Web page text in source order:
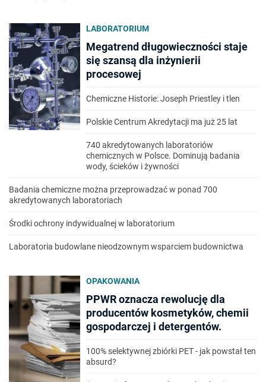
LABORATORIUM
Megatrend długowieczności staje
się szansą dla inżynierii
procesowej
Chemiczne Historie: Joseph Priestley i tlen
Polskie Centrum Akredytacji ma już 25 lat
740 akredytowanych laboratoriów
chemicznych w Polsce. Dominują badania
wody, ścieków i żywności
Badania chemiczne można przeprowadzać w ponad 700
akredytowanych laboratoriach
Środki ochrony indywidualnej w laboratorium
Laboratoria budowlane nieodzownym wsparciem budownictwa
OPAKOWANIA
PPWR oznacza rewolucję dla
producentów kosmetyków, chemii
gospodarczej i detergentów.
100% selektywnej zbiórki PET - jak powstał ten
absurd?